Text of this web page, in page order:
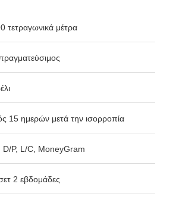
τετραγωνικά μέτρα
15 ημερών μετά την ισορροπία
D/P, L/C, MoneyGram
2 εβδομάδες